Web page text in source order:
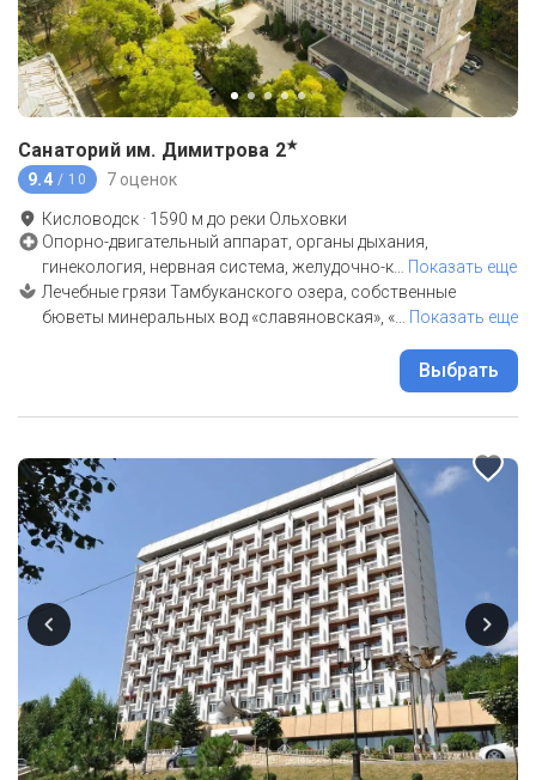
Санаторий им. Димитрова 2★
9.4 / 10 7 оценок
Кисловодск · 1590 м до реки Ольховки
Опорно-двигательный аппарат, органы дыхания,
гинекология, нервная система, желудочно-к… Показать еще
Лечебные грязи Тамбуканского озера, собственные
бюветы минеральных вод «славяновская», «… Показать еще
Выбрать